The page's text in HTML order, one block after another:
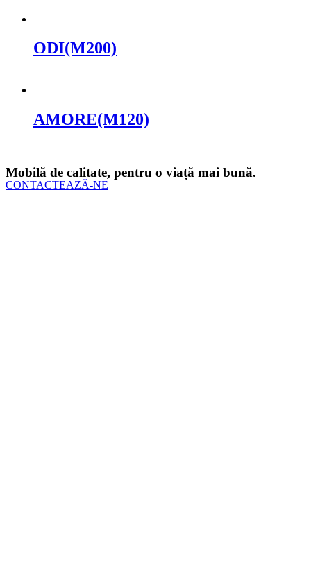
ODI(M200)
AMORE(M120)
Mobilă de calitate, pentru o viață mai bună.
CONTACTEAZĂ-NE